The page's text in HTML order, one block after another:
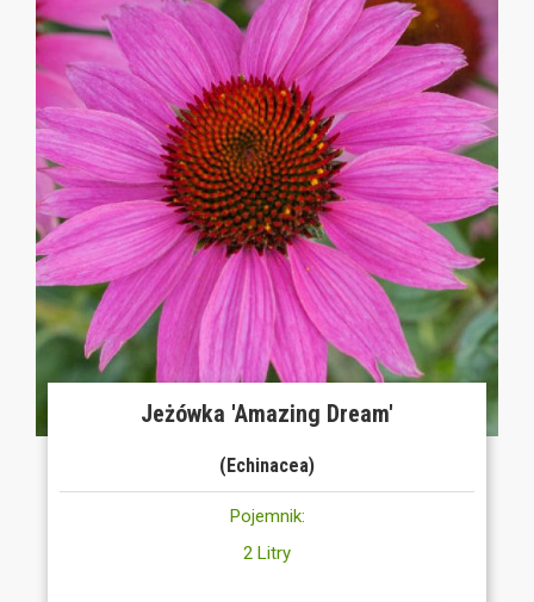
Jeżówka 'Amazing Dream'
(Echinacea)
Pojemnik:
2 Litry